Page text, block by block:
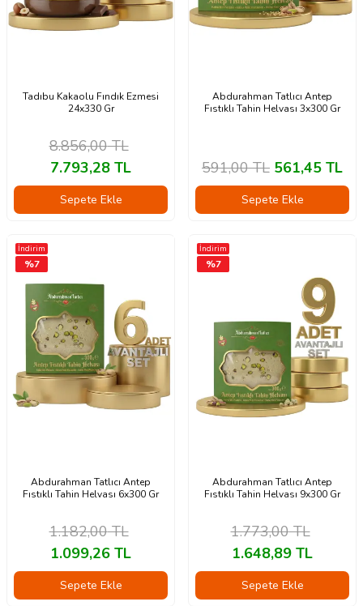
Tadıbu Kakaolu Fındık Ezmesi
24x330 Gr
8.856,00TL
7.793,28 TL
Sepete Ekle
Abdurahman Tatlıcı Antep
Fıstıklı Tahin Helvası 3x300 Gr
591,00TL 561,45 TL
Sepete Ekle
İndirim
%7
Abdurahman Tatlıcı Antep
Fıstıklı Tahin Helvası 6x300 Gr
1.182,00TL
1.099,26 TL
Sepete Ekle
İndirim
%7
Abdurahman Tatlıcı Antep
Fıstıklı Tahin Helvası 9x300 Gr
1.773,00TL
1.648,89 TL
Sepete Ekle